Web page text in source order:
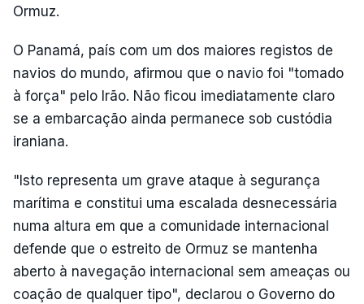
Ormuz.
O Panamá, país com um dos maiores registos de
navios do mundo, afirmou que o navio foi "tomado
à força" pelo Irão. Não ficou imediatamente claro
se a embarcação ainda permanece sob custódia
iraniana.
"Isto representa um grave ataque à segurança
marítima e constitui uma escalada desnecessária
numa altura em que a comunidade internacional
defende que o estreito de Ormuz se mantenha
aberto à navegação internacional sem ameaças ou
coação de qualquer tipo", declarou o Governo do